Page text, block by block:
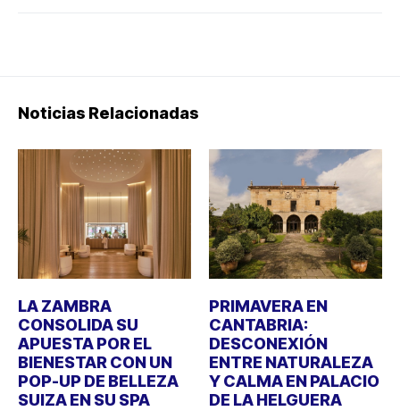
Noticias Relacionadas
LA ZAMBRA
CONSOLIDA SU
APUESTA POR EL
BIENESTAR CON UN
POP-UP DE BELLEZA
SUIZA EN SU SPA
PRIMAVERA EN
CANTABRIA:
DESCONEXIÓN
ENTRE NATURALEZA
Y CALMA EN PALACIO
DE LA HELGUERA